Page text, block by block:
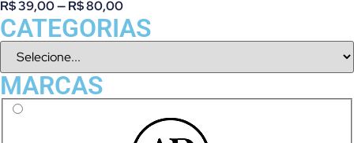
R$39,00—R$80,00
CATEGORIAS
MARCAS